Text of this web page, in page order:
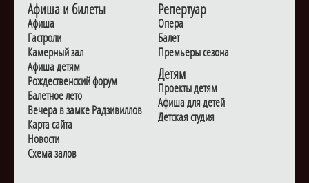
Афиша и билеты
Афиша
Гастроли
Камерный зал
Афиша детям
Рождественский форум
Балетное лето
Вечера в замке Радзивиллов
Карта сайта
Новости
Схема залов
Репертуар
Опера
Балет
Премьеры сезона
Детям
Проекты детям
Афиша для детей
Детская студия